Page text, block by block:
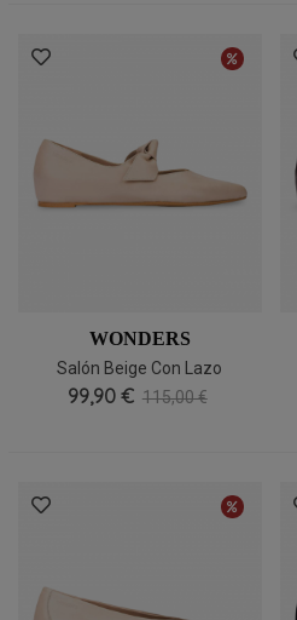
WONDERS
Salón Beige Con Lazo
Elegante Wonders A3840,
99,90 € 115,00 €